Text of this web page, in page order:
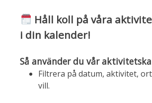
Håll koll på våra
i din kalender!
Så använder du vår
Filtrera på datum, aktivitet,
vill.